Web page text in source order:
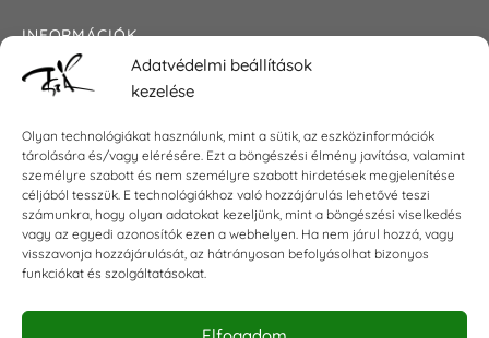
Adatvédelmi beállítások
kezelése
Olyan technológiákat használunk, mint a sütik, az eszközinformációk
tárolására és/vagy elérésére. Ezt a böngészési élmény javítása, valamint
személyre szabott és nem személyre szabott hirdetések megjelenítése
céljából tesszük. E technológiákhoz való hozzájárulás lehetővé teszi
számunkra, hogy olyan adatokat kezeljünk, mint a böngészési viselkedés
vagy az egyedi azonosítók ezen a webhelyen. Ha nem járul hozzá, vagy
visszavonja hozzájárulását, az hátrányosan befolyásolhat bizonyos
funkciókat és szolgáltatásokat.
INFORMÁCIÓK
Általános szerződési feltételek
Impresszum
KAPCSOLAT
E-mail:shop@torokszilvi.com
Telefon: +36 30 6767872